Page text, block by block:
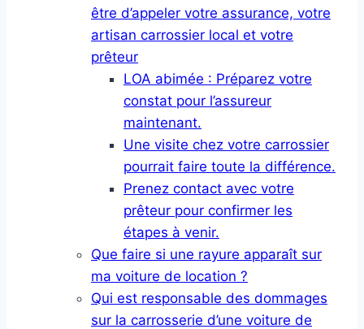
être d’appeler votre assurance, votre
artisan carrossier local et votre
prêteur
LOA abimée : Préparez votre
constat pour l’assureur
maintenant.
Une visite chez votre carrossier
pourrait faire toute la différence.
Prenez contact avec votre
prêteur pour confirmer les
étapes à venir.
Que faire si une rayure apparaît sur
ma voiture de location ?
Qui est responsable des dommages
sur la carrosserie d’une voiture de